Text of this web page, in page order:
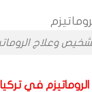
وعلاج الروماتيزم
في تركيا